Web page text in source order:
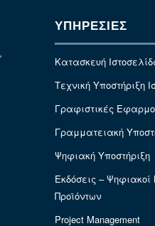
ΥΠΗΡΕΣΙΕΣ
Κατασκευή
Τεχνική Υποστήριξη
Γραφιστικές
Γραμματειακή
Ψηφιακή Υποστήριξη
Εκδόσεις –
Προϊόντων
Project Management